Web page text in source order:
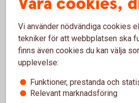
appen
Logga in i appen för
Under tjänster välj
instruktionerna på skärmen.
Vi använder nödvändiga cookies
tekniker för att webbplatsen ska
finns även cookies du kan välja
upplevelse:
Funktioner, prestanda och
Relevant marknadsföring